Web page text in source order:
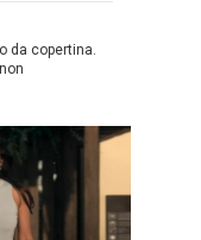
da copertina.